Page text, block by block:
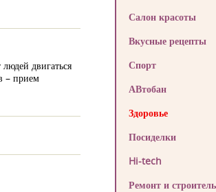
двигаться
– прием
Салон красоты
Вкусные рецепты
Спорт
АВтобан
Здоровье
Посиделки
Hi-tech
Ремонт и